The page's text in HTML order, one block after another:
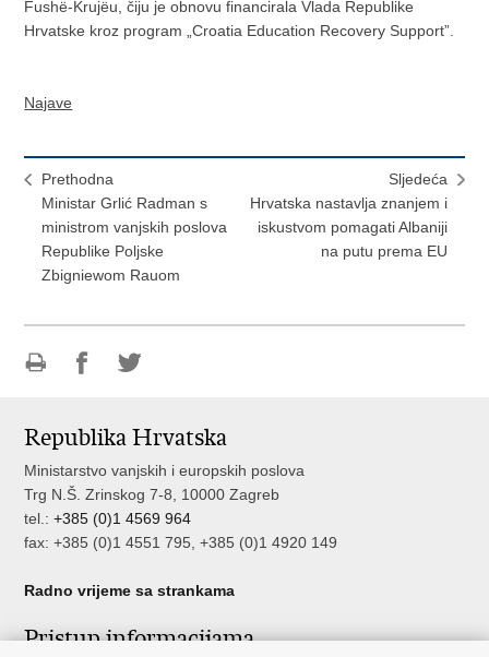
Fushë-Krujëu, čiju je obnovu financirala Vlada Republike
Hrvatske kroz program „Croatia Education Recovery Support”.
Najave
Prethodna
Ministar Grlić Radman s
ministrom vanjskih poslova
Republike Poljske
Zbigniewom Rauom
Sljedeća
Hrvatska nastavlja znanjem i
iskustvom pomagati Albaniji
na putu prema EU
Facebooku
Twitteru
Republika Hrvatska
Ministarstvo vanjskih i europskih poslova
Trg N.Š. Zrinskog 7-8, 10000 Zagreb
tel.:+385 (0)1 4569 964
fax: +385 (0)1 4551 795, +385 (0)1 4920 149
Radno vrijeme sa strankama
Pristup informacijama